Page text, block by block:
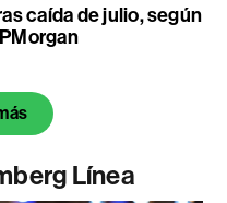
caída de julio, según
Línea